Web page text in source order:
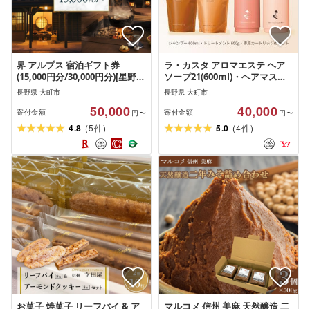
界 アルプス 宿泊ギフト券
(15,000円分/30,000円分)[星野リ
ゾート] | ホテル 高級 北アルプ
ス 星野リゾート 絶景 人気 おす
すめ 温泉 リゾート 旅行 ギフト
プレゼント 記念日 送料無料 長
野県 大町市
長野県 大町市
寄付金額 50,000 円〜
4.8 (5件)
ラ・カスタ アロマエステ ヘア
ソープ21(600ml)・ヘアマスク
21(600g) セット(リフィル+詰め
替え容器)| ラカスタ La CASTA
ヘアケア シャンプー リンス コ
ンディショナー
長野県 大町市
寄付金額 40,000 円〜
5.0 (4件)
お菓子 焼菓子 リーフパイ & ア
マルコメ 信州 美麻 天然醸造 二